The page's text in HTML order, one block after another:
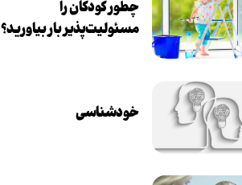
چطور کودکان را
مسئولیت‌پذیر بار بیاورید؟
خودشناسی